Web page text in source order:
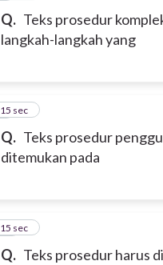
Q. Teks prosedur
langkah-langkah yang
Q. Teks prosedur
ditemukan pada
915 sec
Q. Teks prosedur harus
10
15 sec